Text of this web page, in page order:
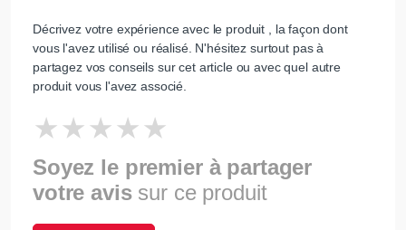
Décrivez votre expérience avec le produit , la façon dont
vous l'avez utilisé ou réalisé. N'hésitez surtout pas à
partagez vos conseils sur cet article ou avec quel autre
produit vous l'avez associé.
Soyez le premier à partager
votre avis sur ce produit